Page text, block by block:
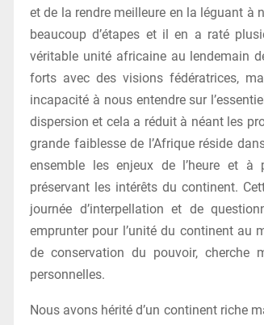
et de la rendre meilleure en la léguant à
beaucoup d’étapes et il en a raté
véritable unité africaine au lendemain
forts avec des visions fédératrices,
incapacité à nous entendre sur
dispersion et cela a réduit à néant les
grande faiblesse de l’Afrique réside
ensemble les enjeux de l’heure et à
préservant les intérêts du continent.
journée d’interpellation et de
emprunter pour l’unité du continent au
de conservation du pouvoir,
personnelles.
Nous avons hérité d’un continent riche